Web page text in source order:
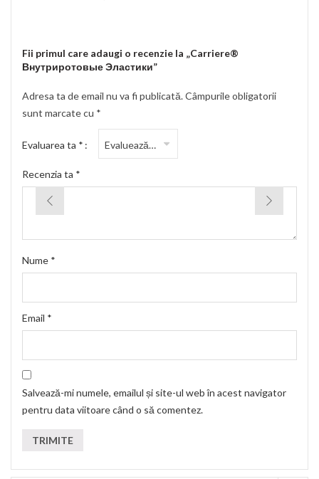
Fii primul care adaugi o recenzie la „Carriere®
Внутриротовые Эластики”
Adresa ta de email nu va fi publicată.Câmpurile obligatorii
sunt marcate cu *
Evaluarea ta *
Recenzia ta *
Nume *
Email *
Salvează-mi numele, emailul și site-ul web în acest navigator
pentru data viitoare când o să comentez.